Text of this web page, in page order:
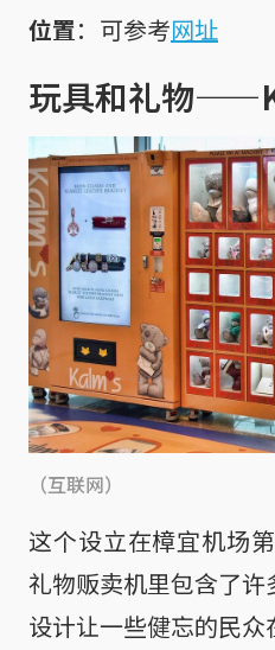
位置：可参考网址
玩具和礼物
（互联网）
这个设立在樟宜机场
礼物贩卖机里包含了
设计让一些健忘的民